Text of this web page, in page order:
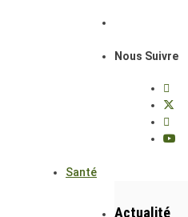
Nous Suivre
Santé
Actualité